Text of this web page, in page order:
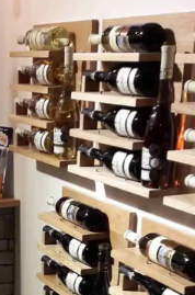
vodou, sezóna na